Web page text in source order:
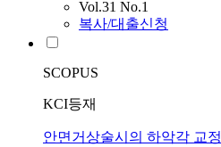
Vol.31 No.1
복사/대출신청
SCOPUS
KCI등재
안면거상술시의 하악각 교정